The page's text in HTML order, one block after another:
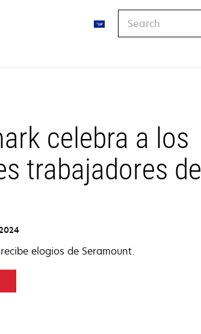
celebra a los
trabajadores de
elogios de Seramount.